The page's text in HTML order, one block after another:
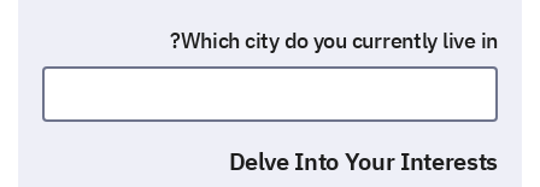
Which city do you currently live in?
Delve Into Your Interests